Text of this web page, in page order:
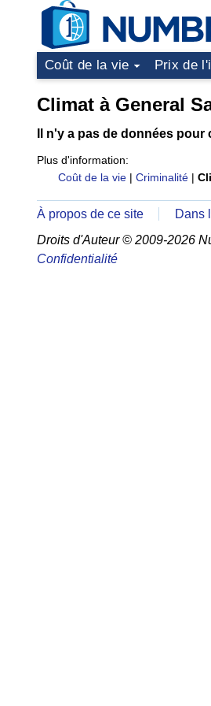
Coût de la vie Prix de
Climat à General
Il n'y a pas de données pour
Plus d'information:
Coût de la vie | Criminalité |
À propos de ce site
Dans
Droits d'Auteur © 2009-2026
Confidentialité